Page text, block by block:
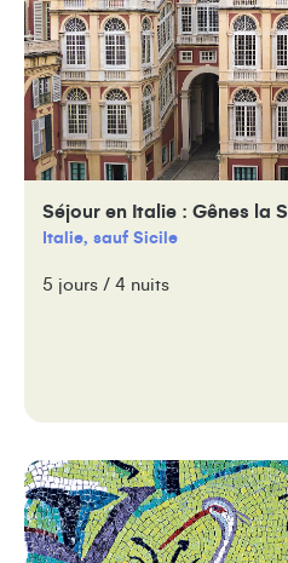
Séjour en Italie : Gênes la
Italie, sauf Sicile
5 jours / 4 nuits